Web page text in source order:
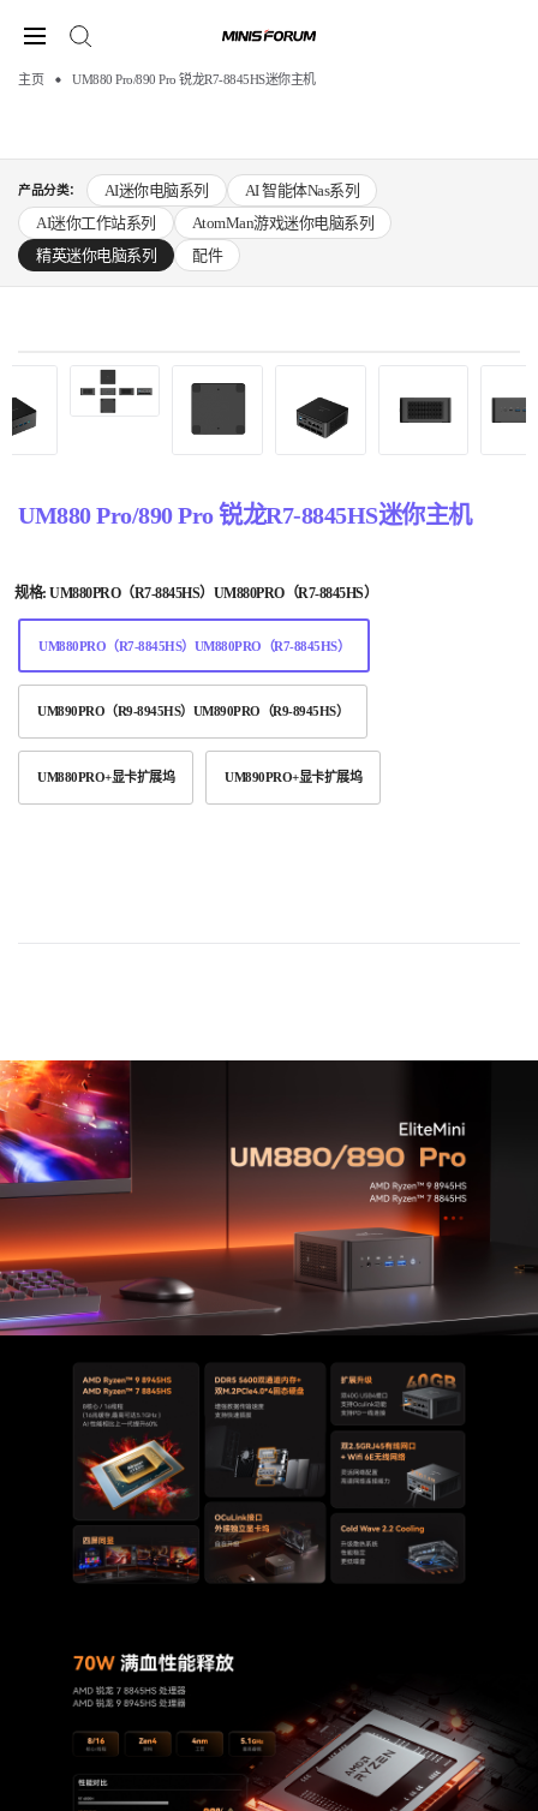
主页 UM880 Pro/890 Pro 锐龙R7-8845HS迷你主机
产品分类： AI迷你电脑系列
AI 智能体Nas系列
AI迷你工作站系列
AtomMan游戏迷你电脑系列
精英迷你电脑系列
配件
UM880 Pro/890 Pro 锐龙R7-8845HS迷你主机
规格: UM880PRO（R7-8845HS）UM880PRO（R7-8845HS）
UM880PRO（R7-8845HS）UM880PRO（R7-8845HS）
UM890PRO（R9-8945HS）UM890PRO（R9-8945HS）
UM880PRO+显卡扩展坞 UM890PRO+显卡扩展坞